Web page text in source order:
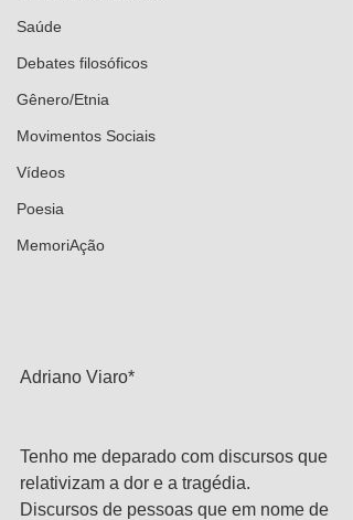
Saúde
Debates filosóficos
Gênero/Etnia
Movimentos Sociais
Vídeos
Poesia
MemoriAção
Adriano Viaro*
Tenho me deparado com discursos que
relativizam a dor e a tragédia.
Discursos de pessoas que em nome de